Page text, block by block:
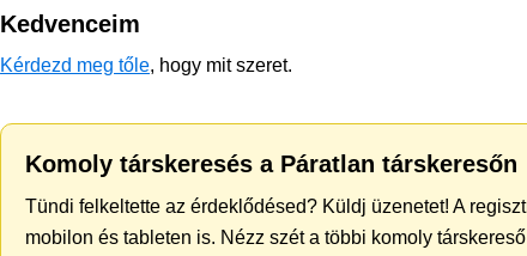
Kedvenceim
Kérdezd meg tőle, hogy mit szeret.
Komoly társkeresés a Páratlan társkeresőn
Tündi felkeltette az érdeklődésed? Küldj üzenetet! A
mobilon és tableten is. Nézz szét a többi komoly